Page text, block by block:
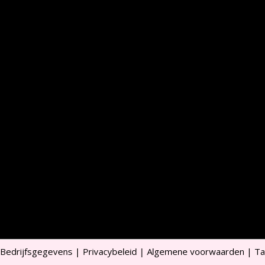
Bedrijfsgegevens | Privacybeleid | Algemene voorwaarden |